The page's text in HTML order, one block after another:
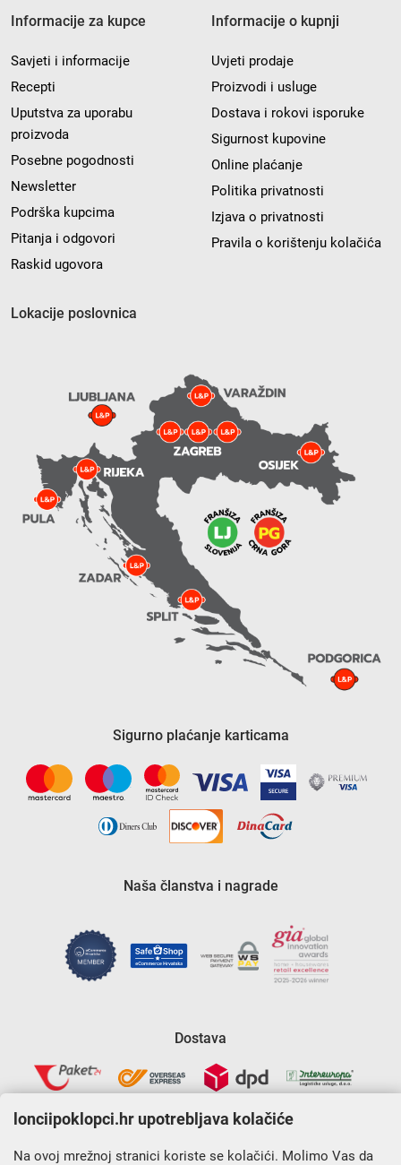
Informacije za kupce
Savjeti i informacije
Recepti
Uputstva za uporabu
proizvoda
Posebne pogodnosti
Newsletter
Podrška kupcima
Pitanja i odgovori
Raskid ugovora
Informacije o kupnji
Uvjeti prodaje
Proizvodi i usluge
Dostava i rokovi isporuke
Sigurnost kupovine
Online plaćanje
Politika privatnosti
Izjava o privatnosti
Pravila o korištenju kolačića
Lokacije poslovnica
Sigurno plaćanje karticama
Naša članstva i nagrade
Dostava
lonciipoklopci.hr upotrebljava kolačiće
Na ovoj mrežnoj stranici koriste se kolačići. Molimo Vas da